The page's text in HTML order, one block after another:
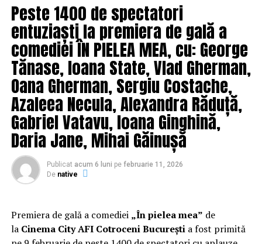
Peste 1400 de spectatori
entuziaști la premiera de gală a
comediei ÎN PIELEA MEA, cu: George
Tănase, Ioana State, Vlad Gherman,
Oana Gherman, Sergiu Costache,
Azaleea Necula, Alexandra Răduță,
Gabriel Vatavu, Ioana Ginghină,
Daria Jane, Mihai Găinușă
Publicat acum 6 luni pe februarie 11, 2026
De native
Premiera de gală a comediei „În pielea mea” de
la Cinema City AFI Cotroceni Bucureștia fost primită